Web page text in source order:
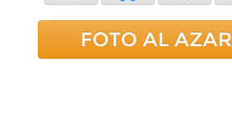
FOTO AL AZAR